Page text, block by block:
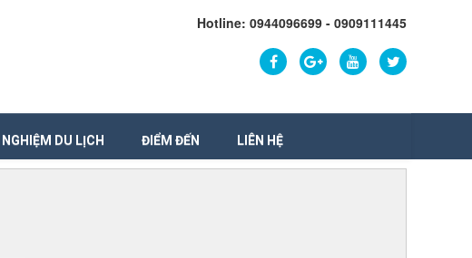
Hotline: 0944096699 - 0909111445
NGHIỆM DU LỊCH ĐIỂM ĐẾN LIÊN HỆ